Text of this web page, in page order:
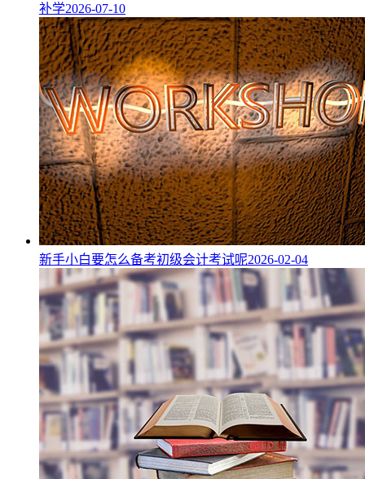
补学2026-07-10
新手小白要怎么备考初级会计考试呢2026-02-04